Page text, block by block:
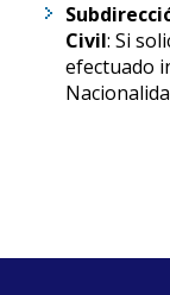
Civil: Si
efectuado